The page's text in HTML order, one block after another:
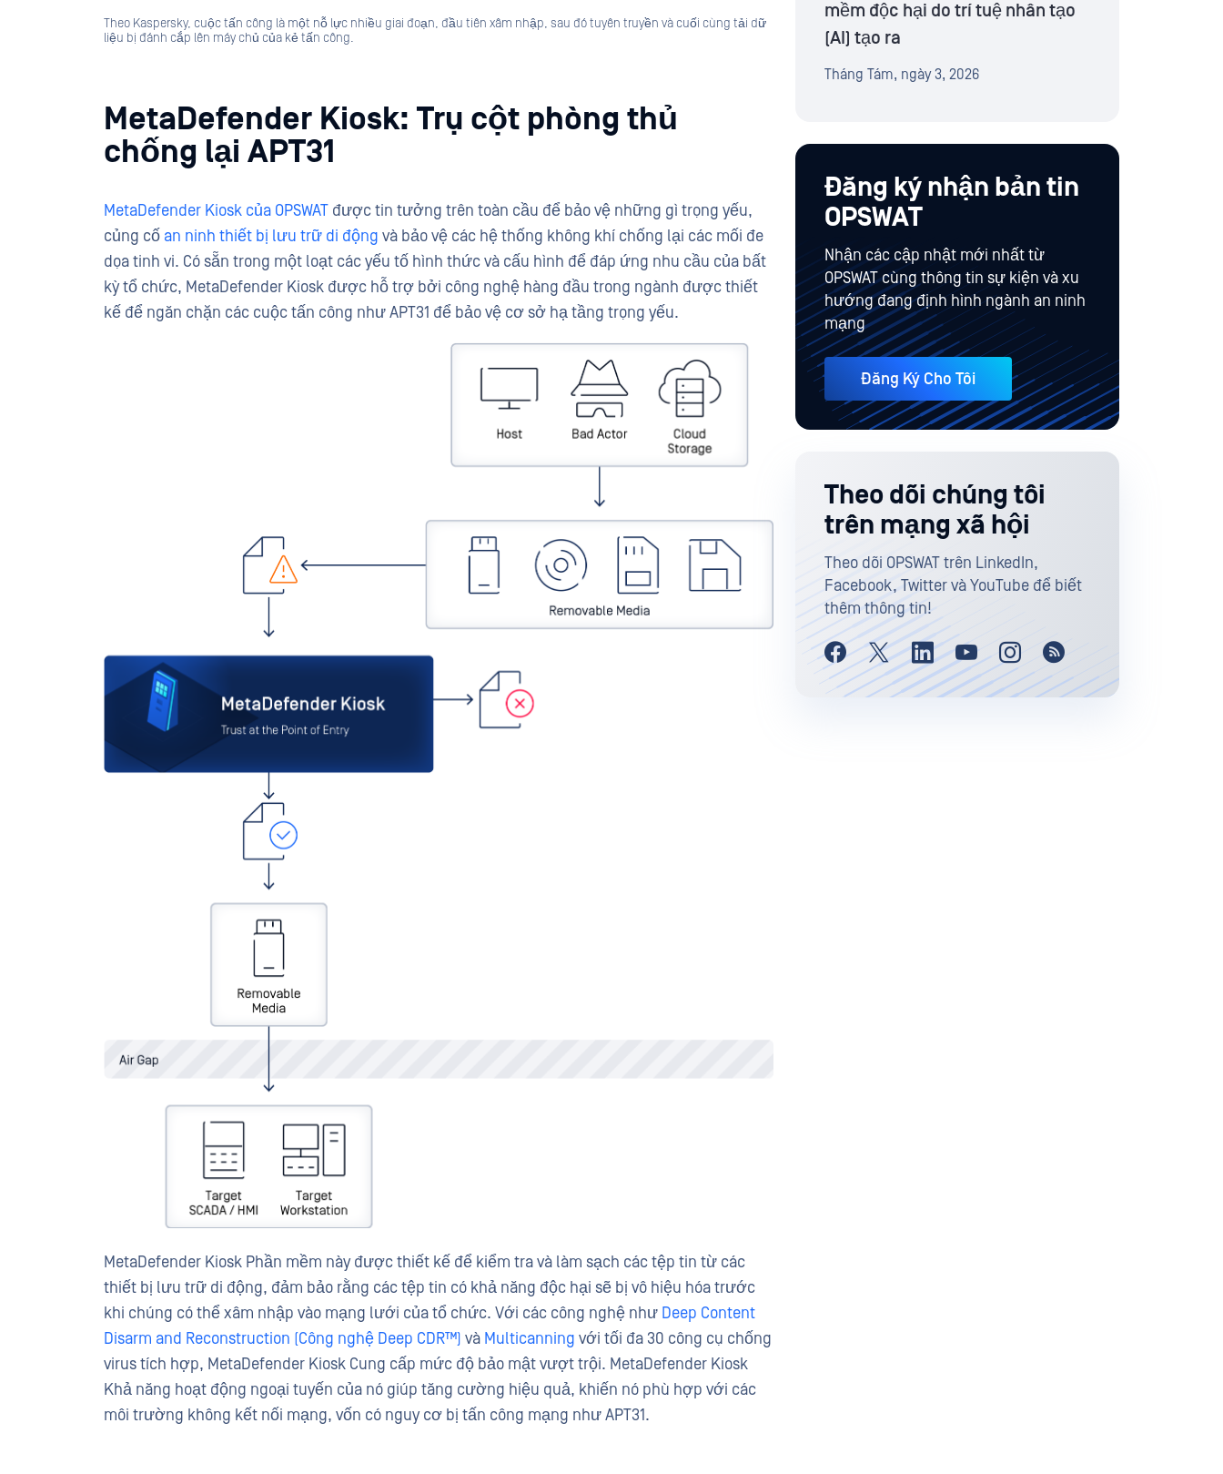
Theo Kaspersky, cuộc tấn công là một nỗ lực nhiều giai đoạn, đầu tiên xâm nhập, sau đó tuyên truyền và cuối cùng tải dữ
liệu bị đánh cắp lên máy chủ của kẻ tấn công.
MetaDefender Kiosk: Trụ cột phòng thủ
chống lại APT31
MetaDefender Kiosk của OPSWAT được tin tưởng trên toàn cầu để bảo vệ những gì trọng yếu,
củng cố an ninh thiết bị lưu trữ di động và bảo vệ các hệ thống không khí chống lại các mối đe
dọa tinh vi. Có sẵn trong một loạt các yếu tố hình thức và cấu hình để đáp ứng nhu cầu của bất
kỳ tổ chức, MetaDefender Kiosk được hỗ trợ bởi công nghệ hàng đầu trong ngành được thiết
kế để ngăn chặn các cuộc tấn công như APT31 để bảo vệ cơ sở hạ tầng trọng yếu.
MetaDefender Kiosk Phần mềm này được thiết kế để kiểm tra và làm sạch các tệp tin từ các
thiết bị lưu trữ di động, đảm bảo rằng các tệp tin có khả năng độc hại sẽ bị vô hiệu hóa trước
khi chúng có thể xâm nhập vào mạng lưới của tổ chức. Với các công nghệ như Deep Content
Disarm and Reconstruction (Công nghệ Deep CDR™) và Multicanning với tối đa 30 công cụ chống
virus tích hợp, MetaDefender Kiosk Cung cấp mức độ bảo mật vượt trội. MetaDefender Kiosk
Khả năng hoạt động ngoại tuyến của nó giúp tăng cường hiệu quả, khiến nó phù hợp với các
môi trường không kết nối mạng, vốn có nguy cơ bị tấn công mạng như APT31.
mềm độc hại do trí tuệ nhân tạo
(AI) tạo ra
Tháng Tám, ngày 3, 2026
Đăng ký nhận bản tin
OPSWAT
Nhận các cập nhật mới nhất từ
OPSWAT cùng thông tin sự kiện và xu
hướng đang định hình ngành an ninh
mạng
Đăng Ký Cho Tôi
Theo dõi chúng tôi
trên mạng xã hội
Theo dõi OPSWAT trên LinkedIn,
Facebook, Twitter và YouTube để biết
thêm thông tin!